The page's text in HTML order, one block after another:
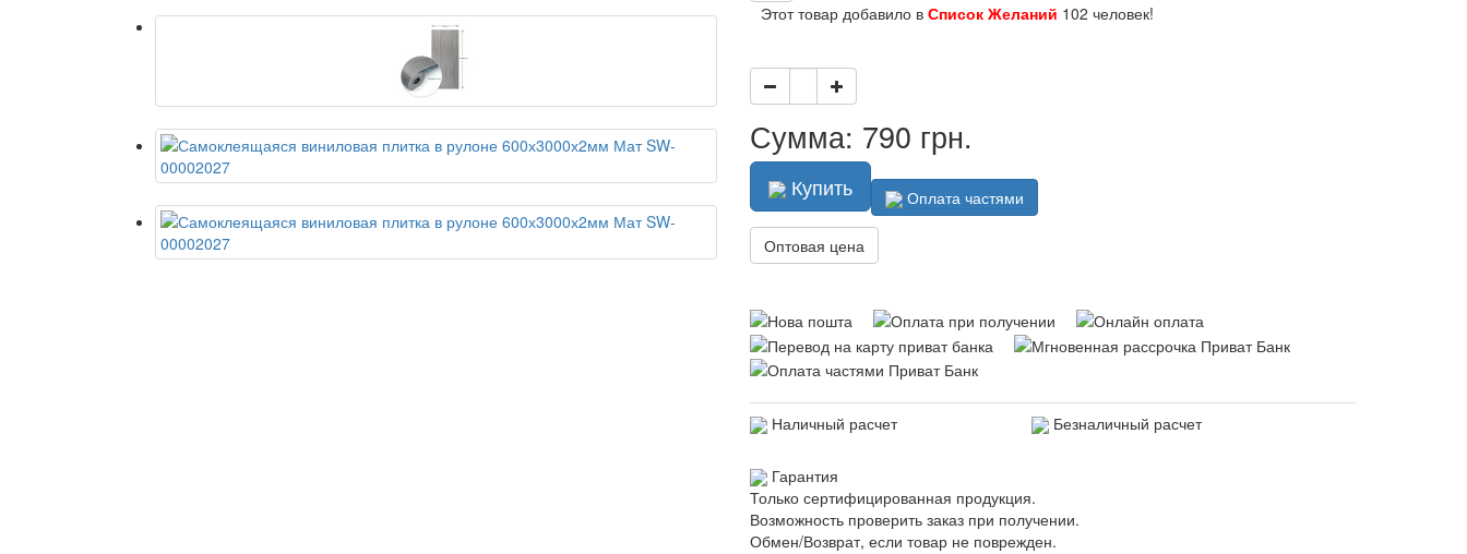
Этот товар добавило в Список Желаний 102 человек!
Сумма: 790 грн.
Купить Оплата частями
Оптовая цена
Наличный расчет Безналичный расчет
Гарантия
Только сертифицированная продукция.
Возможность проверить заказ при получении.
Обмен/Возврат, если товар не поврежден.